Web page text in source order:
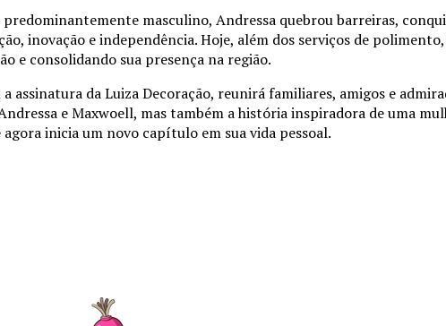
masculino, Andressa quebrou barreiras,
inovação e independência. Hoje, além dos serviços de
e consolidando sua presença na região.
assinatura da Luiza Decoração, reunirá familiares, amigos e
e Maxwoell, mas também a história inspiradora de uma
inicia um novo capítulo em sua vida pessoal.